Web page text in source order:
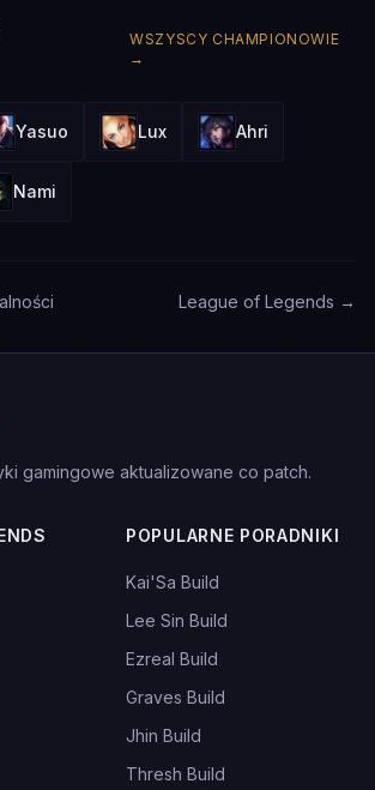
WSZYSCY CHAMPIONOWIE
→
Yasuo Lux Ahri
Nami
League of Legends →
gamingowe aktualizowane co patch.
POPULARNE PORADNIKI
Kai'Sa Build
Lee Sin Build
Ezreal Build
Graves Build
Jhin Build
Thresh Build